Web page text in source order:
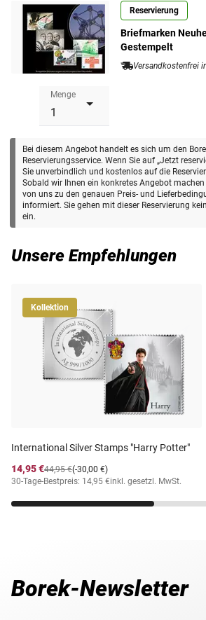
Reservierung
Briefmarken
Gestempelt
Versandkostenfrei
Menge
Bei diesem Angebot handelt es sich um den
Reservierungsservice. Wenn Sie auf „Jetzt
Sie unverbindlich und kostenlos auf die
Sobald wir Ihnen ein konkretes Angebot machen
von uns zu den genauen Preis- und
informiert. Sie gehen mit dieser Reservierung
ein.
Unsere Empfehlungen
Kollektion
International Silver Stamps "Harry Potter"
14,95 €
(-30,00 €)
44,95 €
30-Tage-Bestpreis: 14,95 €inkl. gesetzl. MwSt.
Borek-Newsletter